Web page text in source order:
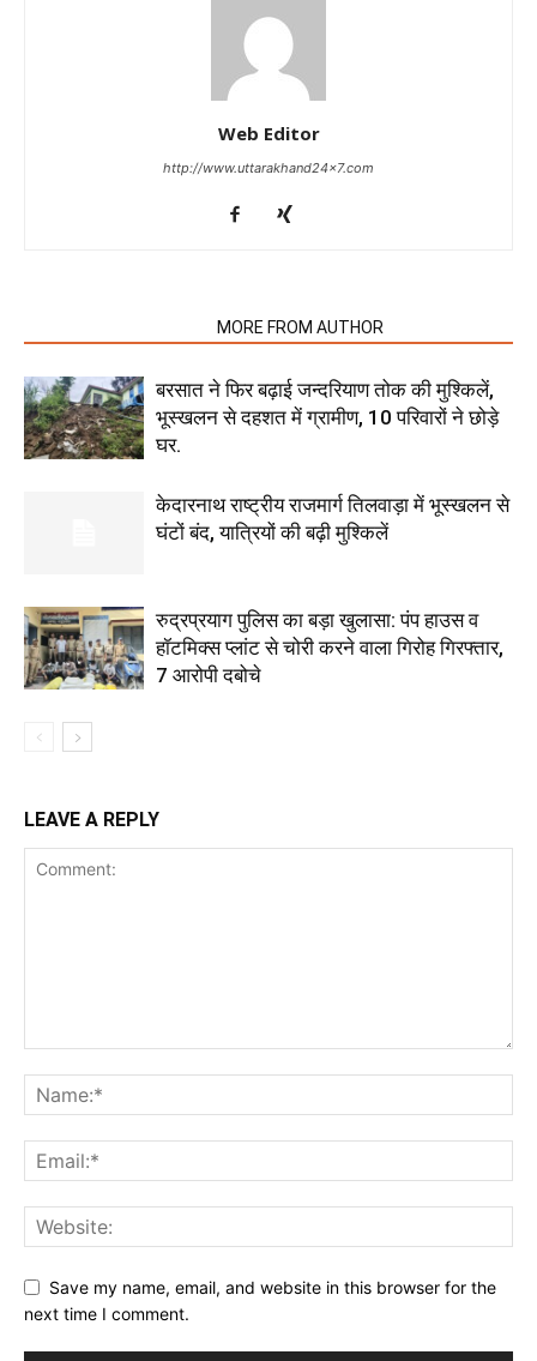
Web Editor
http://www.uttarakhand24x7.com
MORE FROM AUTHOR
बरसात ने फिर बढ़ाई जन्दरियाण तोक की मुश्किलें,
भूस्खलन से दहशत में ग्रामीण, 10 परिवारों ने छोड़े
घर.
केदारनाथ राष्ट्रीय राजमार्ग तिलवाड़ा में भूस्खलन से
घंटों बंद, यात्रियों की बढ़ी मुश्किलें
रुद्रप्रयाग पुलिस का बड़ा खुलासा: पंप हाउस व
हॉटमिक्स प्लांट से चोरी करने वाला गिरोह गिरफ्तार,
7 आरोपी दबोचे
LEAVE A REPLY
Save my name, email, and website in this browser for the
next time I comment.